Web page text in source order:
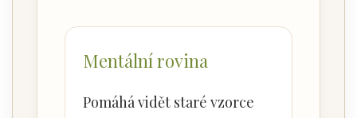
Mentální rovina
Pomáhá vidět staré vzorce